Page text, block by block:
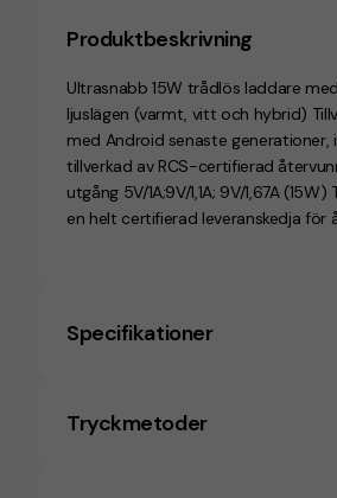
Produktbeskrivning
Ultrasnabb 15W trådlös laddare
ljuslägen (varmt, vitt och hybrid)
med Android senaste
tillverkad av RCS-certifierad
utgång 5V/1A;9V/1,1A; 9V/1,67A
en helt certifierad leveranskedja för
Specifikationer
Tryckmetoder